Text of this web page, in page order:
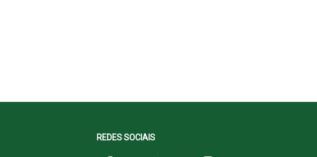
REDES SOCIAIS